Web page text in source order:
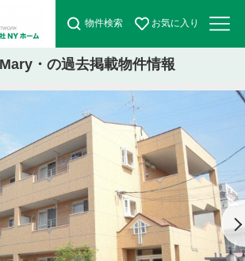
物件検索 お気に入り
・の過去掲載物件情報